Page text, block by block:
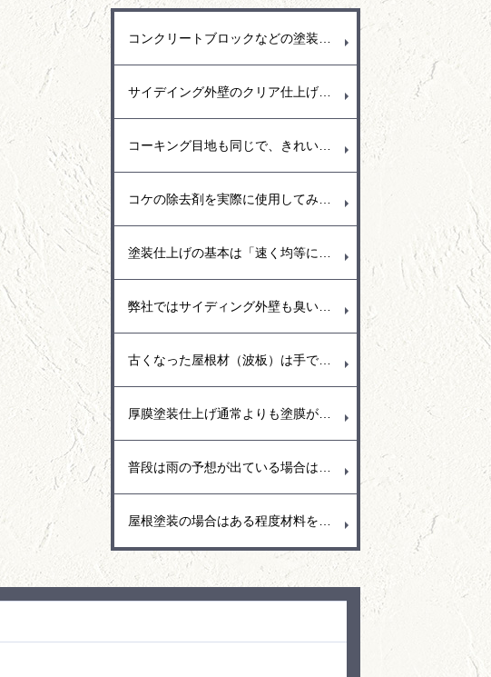
コンクリートブロックなどの塗装もよくしますが、塗り替えの場合でブロック花壇の塗装があります。ブロック塀の花壇は見える部分の外側を塗装しますが、花壇なので雨も入るし水撒きもします。常に濡れている状態が続くので中から水分が蒸発しようと外側に水分が出てきて塗装の面を押し上げて剝がれるという事もよくありました。花壇の塗装をする時には水分を通過できる塗料（透湿性）を使用するなど剥がれにくい塗料をお勧めします。
サイデイング外壁のクリア仕上げは模様面に釘が撃ち込まれていることもあり、その釘頭が壁色にタッチアップされて変色しているので、その部分は予め補修して埋めておくかクリア仕上げした後に補修するか悩みますが、実際には最終的に透明を塗ると外壁の色も少し濃くなるなど変化するので先に色を調合してタッチアップ塗りをするのは難しいのではと思います。
コーキング目地も同じで、きれいな状態になるように仕上げています。きれいな表面に仕上げるにはコーキングの癖「コーキングを出してからどのくらいで表面が乾いてくるのか？コーキング打設後に目地のマスキングテープはどのタイミングで取ったらいいのか。全ては早め早めに処理することが大事でコーキングをコントロールするには相当難しいのですが、今までの経験を生かしてどの季節でもきれいに仕上がるように調整して作業しています。
コケの除去剤を実際に使用してみましたが、コケにかけてすぐに枯れるというものではなく数日間かけてゆっくり効いてくるみたいです。また、コケ以外にもカビの発生の多いので、塀など高圧洗浄で洗えるなら洗い流した方が早いと感じました。
塗装仕上げの基本は「速く均等に塗り広げる」事が重要で、樋の部分では繋ぎ目までを通しで塗り広げることで艶も均等な仕上がりとなるので、途中で手を止めないように気を付けて仕上げています。
弊社ではサイディング外壁も臭いの少ない水溶性塗料を使用することが多く耐久性に優れた塗膜と汚れにくい低汚染型の塗料（関西ペイント・トウペ）を使用しています。もちろん艶あり塗料と艶消し塗料があり、水弾き重視では艶あり塗料を推奨、和風の日本作りのお宅では艶消し塗料の落ち着いた空間作りなどお勧めしています。
古くなった屋根材（波板）は手で触ってみると分かりますがとても脆く少し手で押さえただけでもパリッとひび割れが出ることがあります。この場合は屋根の寿命なので台風が近づくこの季節は早めに取り換える事をお勧めします。強風で隣接お宅に飛んでいくとご迷惑おおかけしてしまう事もあるので早めの対応をお願いいたします。
厚膜塗装仕上げ通常よりも塗膜が分厚い分、施工単価も高くなりますが、耐久性が強いので車の駐車スペースやリフト走行などもできて硬い仕上がりとなります。
普段は雨の予想が出ている場合は塗装以外の養生（ビニール貼り）や清掃や下地処理など雨がいつ降っても大丈夫のように体制を整えてます。
屋根塗装の場合はある程度材料をまとめて練り合わせる（2液型塗料）ので、材料の効果反応を少しでも抑えるために材料は日陰に置くなど保管場所も考えて作業しています。